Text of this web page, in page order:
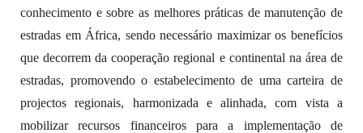
conhecimento e sobre as melhores práticas de manutenção de
estradas em África, sendo necessário maximizar os benefícios
que decorrem da cooperação regional e continental na área de
estradas, promovendo o estabelecimento de uma carteira de
projectos regionais, harmonizada e alinhada, com vista a
mobilizar recursos financeiros para a implementação de